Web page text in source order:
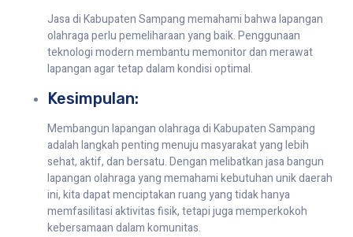
Jasa di Kabupaten Sampang memahami bahwa lapangan
olahraga perlu pemeliharaan yang baik. Penggunaan
teknologi modern membantu memonitor dan merawat
lapangan agar tetap dalam kondisi optimal.
Kesimpulan:
Membangun lapangan olahraga di Kabupaten Sampang
adalah langkah penting menuju masyarakat yang lebih
sehat, aktif, dan bersatu. Dengan melibatkan jasa bangun
lapangan olahraga yang memahami kebutuhan unik daerah
ini, kita dapat menciptakan ruang yang tidak hanya
memfasilitasi aktivitas fisik, tetapi juga memperkokoh
kebersamaan dalam komunitas.